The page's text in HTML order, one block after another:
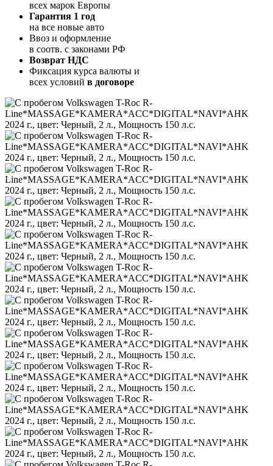
всех марок Европы
Гарантия 1 год
на все новые авто
Ввоз и оформление
в соотв. с законами РФ
Возврат НДС
Фиксация курса валюты и
всех условий в договоре